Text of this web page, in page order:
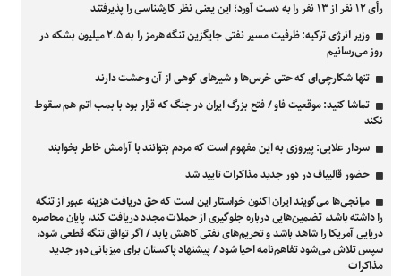
رأی ۱۲ نفر از ۱۳ نفر را به دست آورد؛ این یعنی نظر کارشناسی را پذیرفتند
وزیر انرژی ترکیه: ظرفیت مسیر نفتی جایگزین تنگه هرمز را به ۲.۵ میلیون بشکه در
روز می‌رسانیم
تنها شکارچی‌ای که حتی خرس‌ها و شیرهای کوهی از آن وحشت دارند
تماشا کنید: موقعیت فاو / فتح بزرگ ایران در جنگ که قرار بود با بمب اتم هم سقوط
نکند
سردار علایی: پیروزی به این مفهوم است که مردم بتوانند با آرامش خاطر بخوابند
حضور قالیباف در دور جدید مذاکرات تایید شد
میانجی‌ها می‌گویند ایران اکنون خواستار این است که حق دریافت هزینه عبور از تنگه
را داشته باشد، تضمین‌هایی درباره جلوگیری از حملات مجدد دریافت کند، پایان محاصره
دریایی آمریکا را شاهد باشد و تحریم‌های نفتی کاهش یابد / اگر توافق تنگه قطعی شود،
سپس تلاش می‌شود تفاهم‌نامه احیا شود / پیشنهاد پاکستان برای میزبانی دور جدید
مذاکرات